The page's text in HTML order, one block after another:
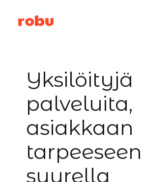
sisältöön
Yksilöityjä
palveluita,
asiakkaan
suurella